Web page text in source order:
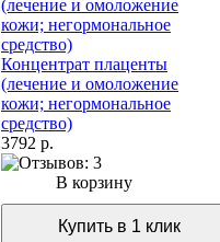
Концентрат плаценты
(лечение и омоложение
кожи; негормональное
средство)
3792 р.
В корзину